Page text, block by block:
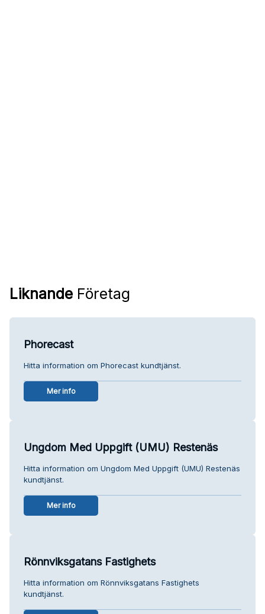
Liknande Företag
Phorecast
Hitta information om Phorecast kundtjänst.
Mer info
Ungdom Med Uppgift (UMU) Restenäs
Hitta information om Ungdom Med Uppgift (UMU) Restenäs
kundtjänst.
Mer info
Rönnviksgatans Fastighets
Hitta information om Rönnviksgatans Fastighets
kundtjänst.